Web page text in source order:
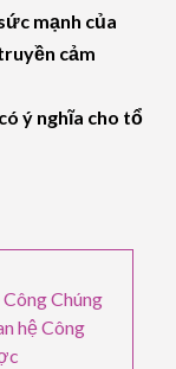
mạnh của
cảm
ý nghĩa cho tổ
Chúng
hệ Công